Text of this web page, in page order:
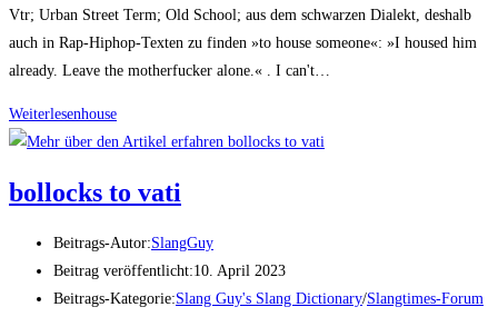
Vtr; Urban Street Term; Old School; aus dem schwarzen Dialekt, deshalb
auch in Rap-Hiphop-Texten zu finden »to house someone«: »I housed him
already. Leave the motherfucker alone.« . I can't…
Weiterlesenhouse
bol­locks to vati
Beitrags-Autor:SlangGuy
Beitrag veröffentlicht:10. April 2023
Beitrags-Kategorie:Slang Guy's Slang Dictionary/Slangtimes-Forum